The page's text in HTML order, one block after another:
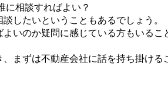
したいということもあるでしょう。
いのか疑問に感じている方もいるこ
まずは不動産会社に話を持ち掛ける